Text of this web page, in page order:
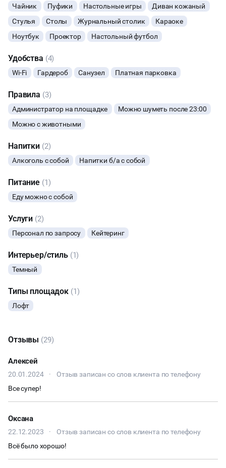
Чайник
Пуфики Настольные игры
Диван кожаный
Стулья
Столы Журнальный столик
Караоке
Ноутбук
Проектор Настольный футбол
Удобства (4)
Wi-Fi Гардероб Санузел Платная парковка
Правила (3)
Администратор на площадке
Можно шуметь после 23:00
Можно с животными
Напитки (2)
Алкоголь с собой Напитки б/а с собой
Питание (1)
Еду можно с собой
Услуги (2)
Персонал по запросу Кейтеринг
Интерьер/стиль (1)
Темный
Типы площадок (1)
Лофт
Отзывы (29)
Алексей
20.01.2024 ·
Отзыв записан со слов клиента по телефону
Все супер!
Оксана
22.12.2023 ·
Отзыв записан со слов клиента по телефону
Всё было хорошо!
КВАРТИРНИКИ
МАЛЬЧИШНИК
ДИСКОТЕКА
НОВЫЙ ГОД